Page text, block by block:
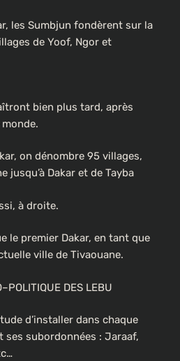
les Sumbjun fondèrent sur la
de Yoof, Ngor et
bien plus tard, après
on dénombre 95 villages,
jusqu’à Dakar et de Tayba
à droite.
le premier Dakar, en tant que
ville de Tivaouane.
DES LEBU
d’installer dans chaque
ses subordonnées : Jaraaf,